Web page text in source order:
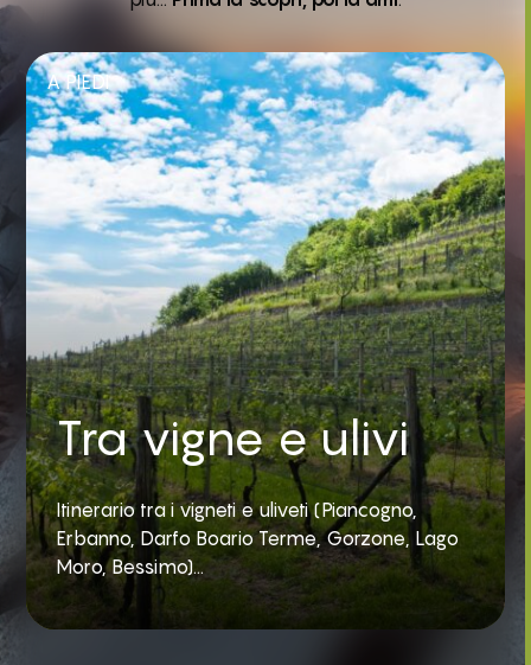
A PIEDI
Tra vigne e ulivi
Itinerario tra i vigneti e uliveti (Piancogno,
Erbanno, Darfo Boario Terme, Gorzone, Lago
Moro, Bessimo)...